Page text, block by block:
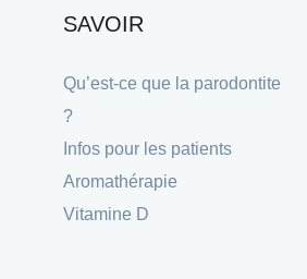
SAVOIR
Qu’est-ce que la parodontite
?
Infos pour les patients
Aromathérapie
Vitamine D